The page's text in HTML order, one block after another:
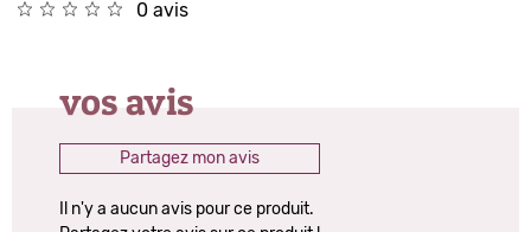
0 avis
vos avis
Partagez mon avis
Il n'y a aucun avis pour ce produit.